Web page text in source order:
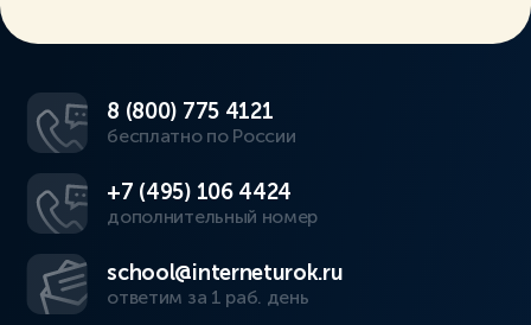
8 (800) 775 4121
бесплатно по России
+7 (495) 106 4424
дополнительный номер
school@interneturok.ru
ответим за 1 раб. день